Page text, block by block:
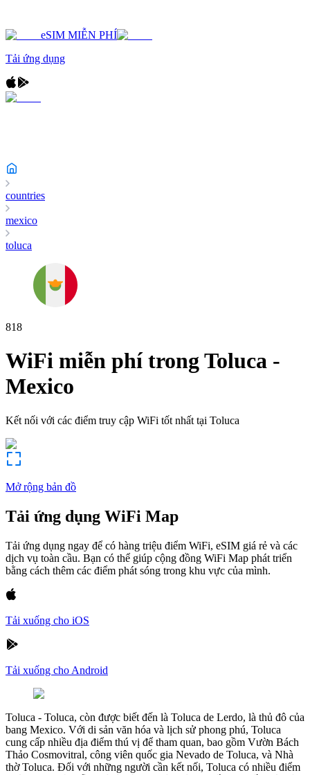
eSIM MIỄN PHÍ
Tải ứng dụng
countries
mexico
toluca
818
WiFi miễn phí trongToluca -
Mexico
Kết nối với các điểm truy cập WiFi tốt nhất tại Toluca
Mở rộng bản đồ
Tải ứng dụng WiFi Map
Tải ứng dụng ngay để có hàng triệu điểm WiFi, eSIM giá rẻ và các
dịch vụ toàn cầu. Bạn có thể giúp cộng đồng WiFi Map phát triển
bằng cách thêm các điểm phát sóng trong khu vực của mình.
Tải xuống cho iOS
Tải xuống cho Android
Toluca - Toluca, còn được biết đến là Toluca de Lerdo, là thủ đô của
bang Mexico. Với di sản văn hóa và lịch sử phong phú, Toluca
cung cấp nhiều địa điểm thú vị để tham quan, bao gồm Vườn Bách
Thảo Cosmovitral, công viên quốc gia Nevado de Toluca, và Nhà
thờ Toluca. Đối với những người cần kết nối, Toluca có nhiều điểm